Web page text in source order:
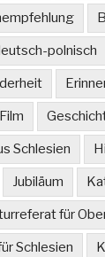
polnisch
Film
Schlesien
Jubiläum
für
Schlesien